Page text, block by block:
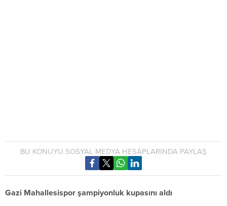
BU KONUYU SOSYAL MEDYA HESAPLARINDA PAYLAŞ
Gazi Mahallesispor şampiyonluk kupasını aldı